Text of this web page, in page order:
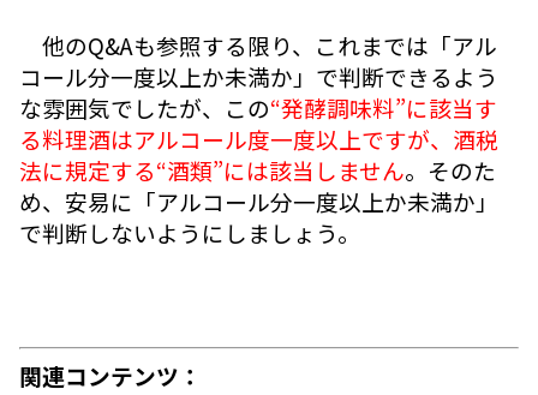
他のQ&Aも参照する限り、これまでは「アル
コール分一度以上か未満か」で判断できるよう
な雰囲気でしたが、この“発酵調味料”に該当す
る料理酒はアルコール度一度以上ですが、酒税
法に規定する“酒類”には該当しません。そのた
め、安易に「アルコール分一度以上か未満か」
で判断しないようにしましょう。
関連コンテンツ：